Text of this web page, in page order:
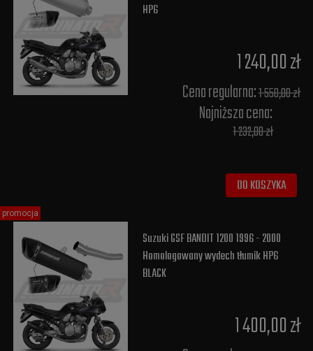
HP6
1 240,00 zł
Cena regularna:1 550,00 zł
Najniższa cena:
1 232,00 zł
DO KOSZYKA
Suzuki GSF BANDIT 1200 1996 - 2000
Homologowany wydech tłumik HP6
BLACK
1 400,00 zł
promocja